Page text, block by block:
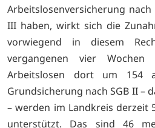
Arbeitslosenversicherung nach
III haben, wirkt sich die
vorwiegend in diesem
vergangenen vier
Arbeitslosen dort um 154
Grundsicherung nach SGB II –
– werden im Landkreis derzeit
unterstützt. Das sind 46